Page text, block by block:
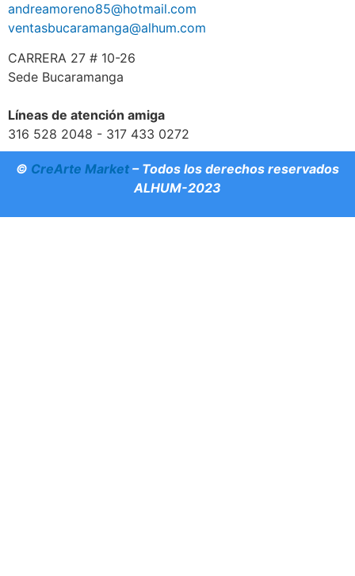
andreamoreno85@hotmail.com
ventasbucaramanga@alhum.com
CARRERA 27 # 10-26
Sede Bucaramanga
Líneas de atención amiga
316 528 2048 - 317 433 0272
© CreArte Market – Todos los derechos reservados
ALHUM-2023